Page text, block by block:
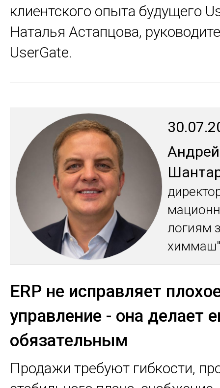
клиентского опыта будущего
Наталья Астапцова,
UserGate.
Ан­дрей
логиям
хим­маш"
ERP не исправляет
управление - она делает
обязательным
Продажи требуют гибкости,